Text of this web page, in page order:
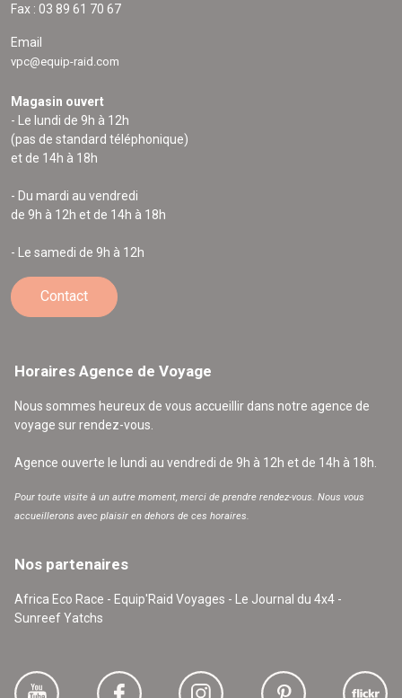
Fax : 03 89 61 70 67
Email
vpc@equip-raid.com
Magasin ouvert
- Le lundi de 9h à 12h
(pas de standard téléphonique)
et de 14h à 18h
- Du mardi au vendredi
de 9h à 12h et de 14h à 18h
- Le samedi de 9h à 12h
Contact
Horaires Agence de Voyage
Nous sommes heureux de vous accueillir dans notre agence de
voyage sur rendez-vous.
Agence ouverte le lundi au vendredi de 9h à 12h et de 14h à 18h.
Pour toute visite à un autre moment, merci de prendre rendez-vous. Nous vous
accueillerons avec plaisir en dehors de ces horaires.
Nos partenaires
Africa Eco Race - Equip'Raid Voyages - Le Journal du 4x4 -
Sunreef Yatchs